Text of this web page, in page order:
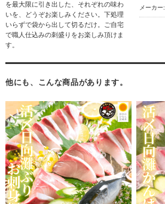
を最大限に引き出した、それぞれの味わ
いを、どうぞお楽しみください。下処理
いらずで袋から出して切るだけ。ご自宅
で職人仕込みの刺盛りをお楽しみ頂けま
す。
メーカー:
他にも、こんな商品があります。